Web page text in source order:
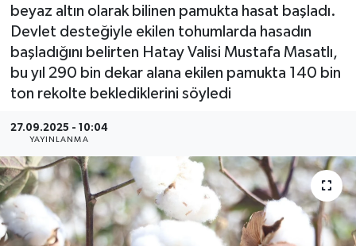
beyaz altın olarak bilinen pamukta hasat başladı.
Devlet desteğiyle ekilen tohumlarda hasadın
başladığını belirten Hatay Valisi Mustafa Masatlı,
bu yıl 290 bin dekar alana ekilen pamukta 140 bin
ton rekolte beklediklerini söyledi
27.09.2025 - 10:04
YAYINLANMA